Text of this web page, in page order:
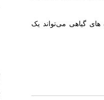
گیاهی می‌تواند یک